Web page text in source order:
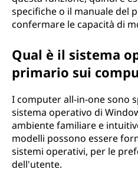
specifiche o il manuale del
confermare le capacità di
Qual è il sistema
primario sui
I computer all-in-one sono
sistema operativo di
ambiente familiare e
modelli possono essere
sistemi operativi, per le
dell'utente.